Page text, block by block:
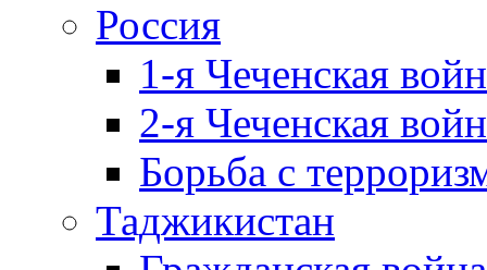
Россия
1-я Чеченская
2-я Чеченская
Борьба с
Таджикистан